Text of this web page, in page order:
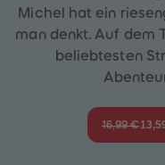
Michel hat ein
man denkt. Auf dem
beliebtesten
16,99 €